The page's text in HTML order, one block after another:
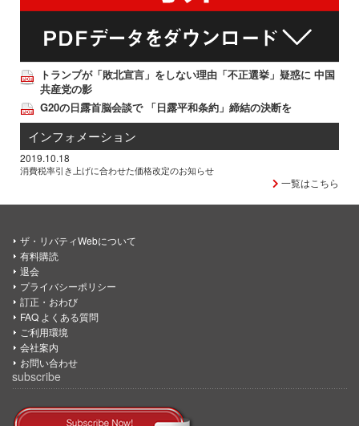
トランプが「敗北宣言」をしない理由「不正選挙」疑惑に 中国
共産党の影
G20の日露首脳会談で 「日露平和条約」締結の決断を
インフォメーション
2019.10.18
消費税率引き上げに合わせた価格改定のお知らせ
一覧はこちら
ザ・リバティWebについて
有料購読
退会
プライバシーポリシー
訂正・おわび
FAQ よくある質問
ご利用環境
会社案内
お問い合わせ
subscribe